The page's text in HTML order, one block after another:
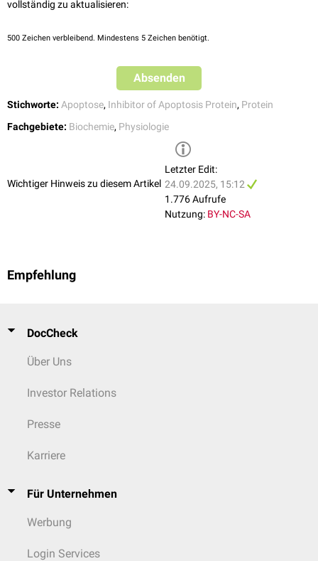
chronischer Entzündungen oder
Aufgrund seiner selektiven Expression in Tumorzellen gilt Survivin als
noch kein vielversprechender Therapieansatz entwickelt werden.
vollständig zu aktualisieren:
500 Zeichen verbleibend. Mindestens 5 Zeichen benötigt.
Absenden
Stichworte: Apoptose, Inhibitor of Apoptosis Protein, Protein
Fachgebiete: Biochemie, Physiologie
Wichtiger Hinweis zu diesem Artikel
Letzter Edit:
24.09.2025, 15:12
1.776 Aufrufe
Nutzung: BY-NC-SA
Empfehlung
DocCheck
Über Uns
Investor Relations
Presse
Karriere
Für Unternehmen
Werbung
Login Services